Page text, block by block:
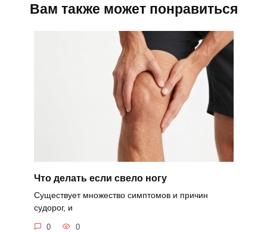
Вам также может понравиться
Что делать если свело ногу
Существует множество симптомов и причин
судорог, и
0 0